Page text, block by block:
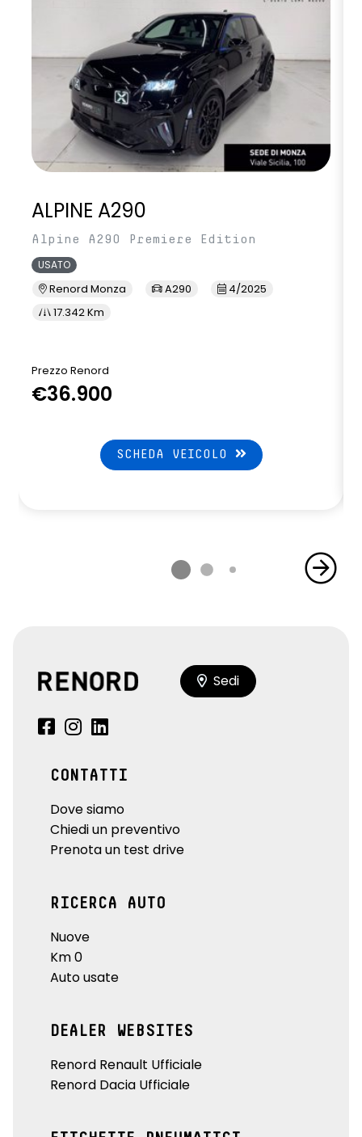
ALPINE A290
Alpine A290 Premiere Edition
USATO
Renord Monza A290
4/2025
17.342 Km
Prezzo Renord
€36.900
SCHEDA VEICOLO
Sedi
CONTATTI
Dove siamo
Chiedi un preventivo
Prenota un test drive
RICERCA AUTO
Nuove
Km 0
Auto usate
DEALER WEBSITES
Renord Renault Ufficiale
Renord Dacia Ufficiale